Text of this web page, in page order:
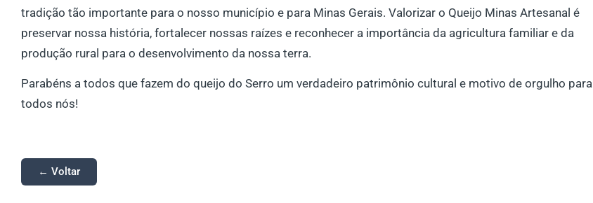
tradição tão importante para o nosso município e para Minas Gerais. Valorizar o Queijo Minas Artesanal é
preservar nossa história, fortalecer nossas raízes e reconhecer a importância da agricultura familiar e da
produção rural para o desenvolvimento da nossa terra.
Parabéns a todos que fazem do queijo do Serro um verdadeiro patrimônio cultural e motivo de orgulho para
todos nós!
← Voltar